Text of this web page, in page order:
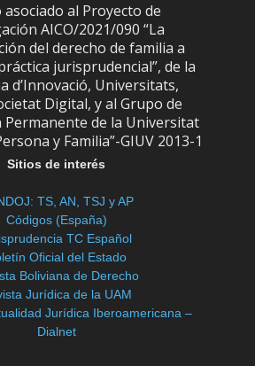
asociado al Proyecto de
AICO/2021/090 “La
del derecho de familia a
jurisprudencial”, de la
d’Innovació, Universitats,
Digital, y al Grupo de
Permanente de la Universitat
y Familia”-GIUV 2013-1
Sitios de interés
TS, AN, TSJ y AP
Códigos (España)
TC Español
Oficial del Estado
Boliviana de Derecho
Jurídica de la UAM
Jurídica Iberoamericana –
Dialnet